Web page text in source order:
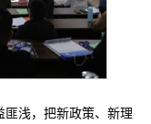
浅，把新政策、新理